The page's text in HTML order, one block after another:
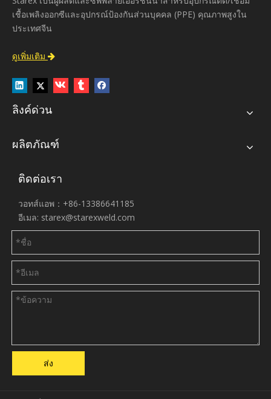
เชื้อเพลิงออกซีและอุปกรณ์ป้องกันส่วนบุคคล (PPE) คุณภาพสูงใน
ประเทศจีน
ดูเพิ่มเติม 
ลิงค์ด่วน
ผลิตภัณฑ์
ติดต่อเรา
วอทส์แอพ：+86-13386641185
อีเมล: starex@starexweld.com
ส่ง